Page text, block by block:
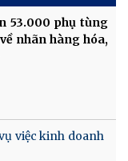
53.000 phụ tùng
nhãn hàng hóa,
việc kinh doanh